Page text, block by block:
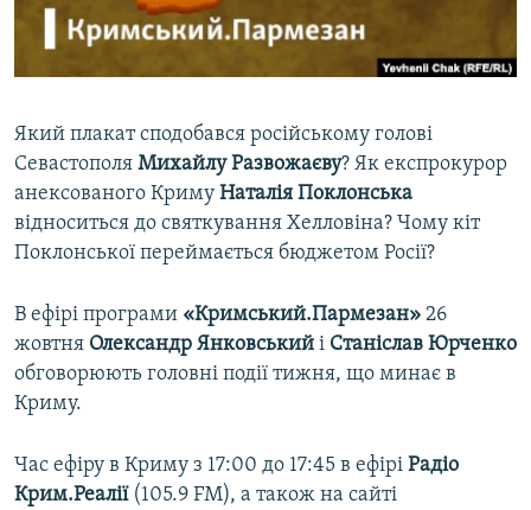
ВІДЕОУРОКИ «ELIFBE»
Русский
Qırımtatar
Усі сайти RFE/RL
Який плакат сподобався російському голові
Севастополя Михайлу Развожаєву? Як експрокурор
анексованого Криму Наталія Поклонська
відноситься до святкування Хелловіна? Чому кіт
Поклонської переймається бюджетом Росії?
В ефірі програми «Кримський.Пармезан» 26
жовтня Олександр Янковський і Станіслав Юрченко
обговорюють головні події тижня, що минає в
Криму.
Час ефіру в Криму з 17:00 до 17:45 в ефірі Радіо
Крим.Реалії(105.9 FM), а також на сайті